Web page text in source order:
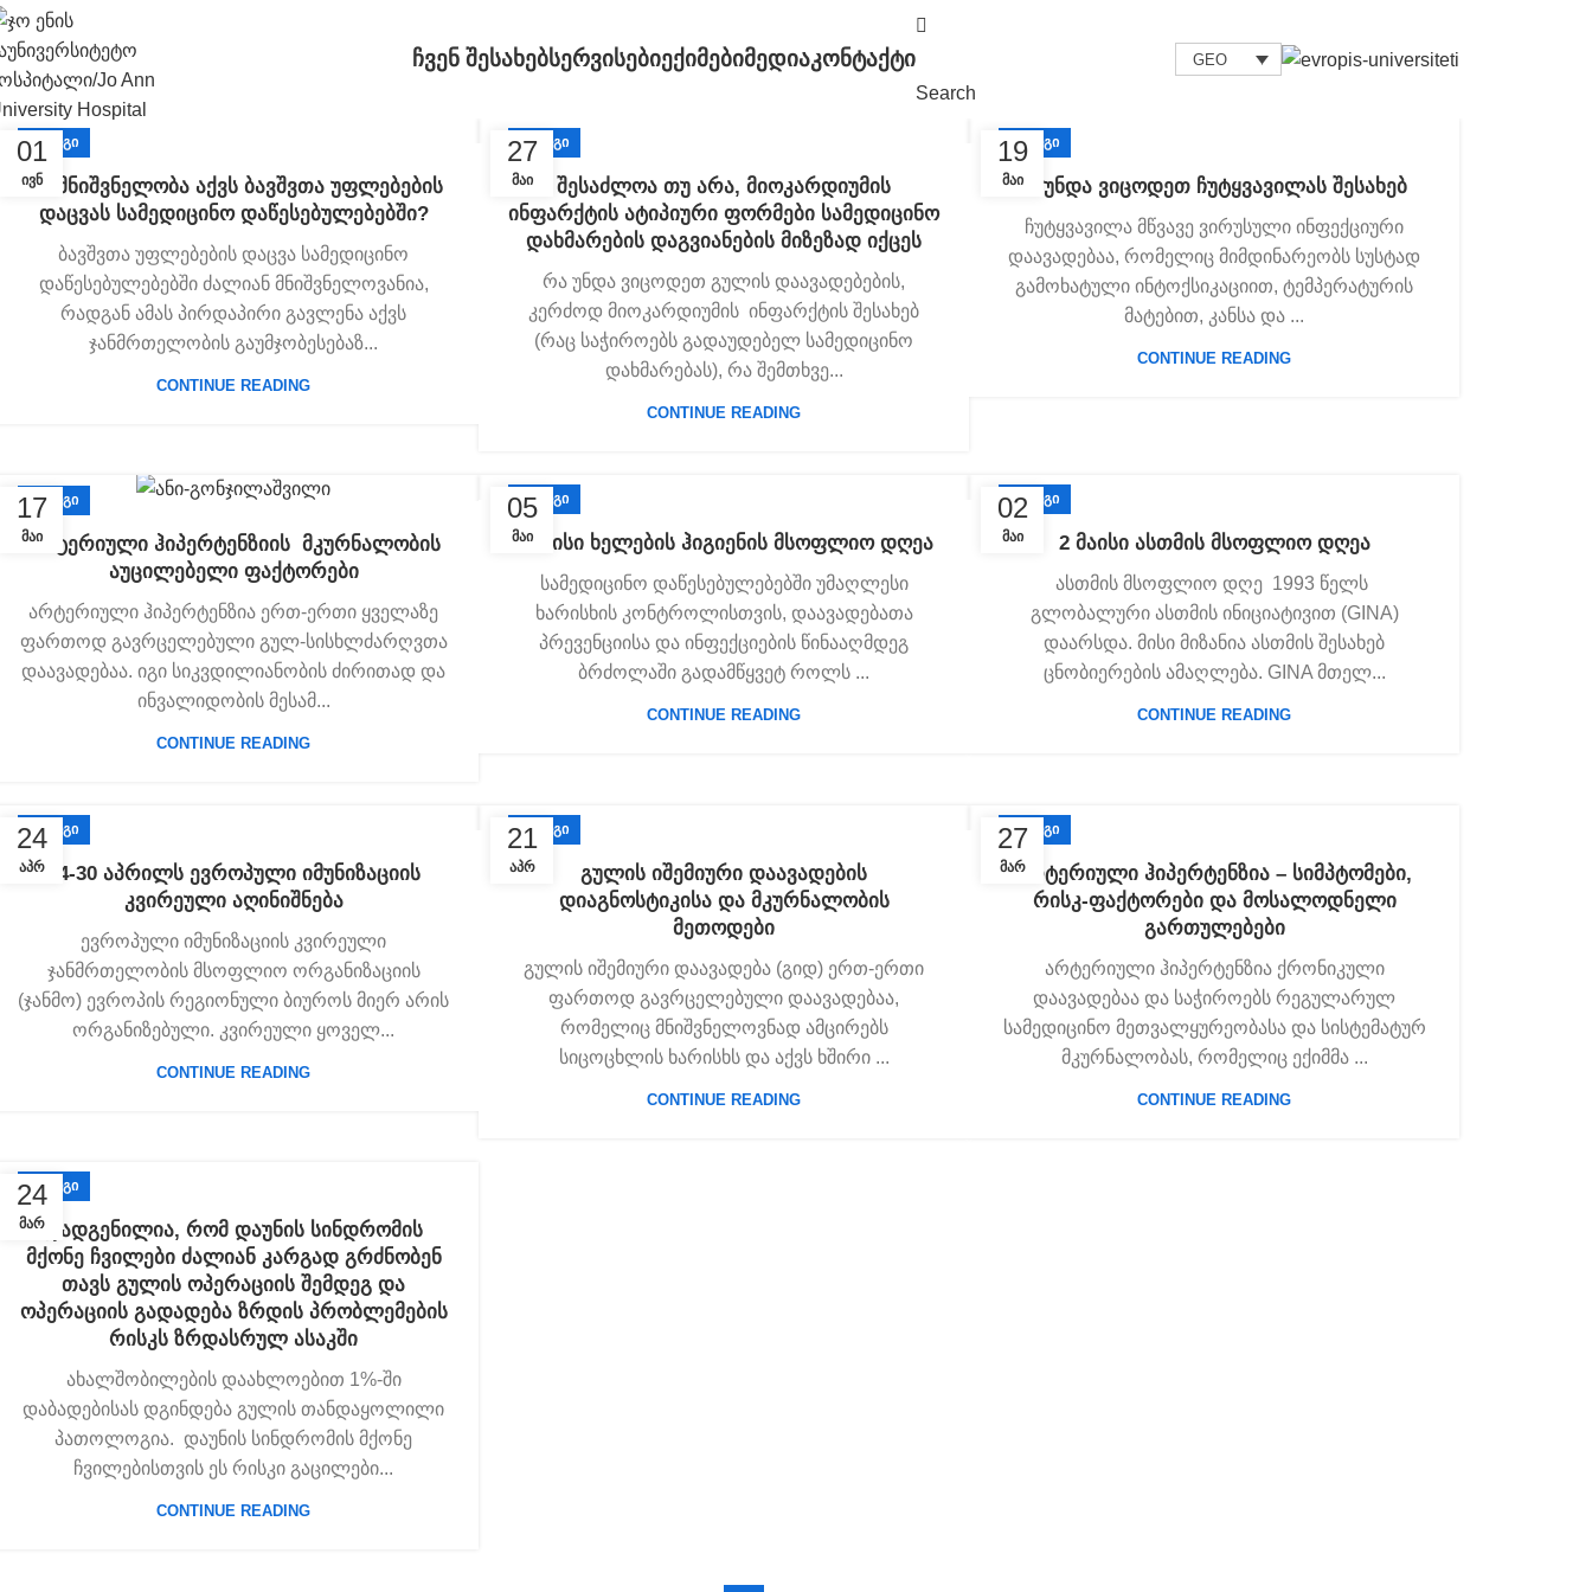
ᲩᲕᲔᲜ ᲨᲔᲡᲐᲮᲔᲑᲡᲔᲠᲕᲘᲡᲔᲑᲘᲔᲥᲘᲛᲔᲑᲘᲛᲔᲓᲘᲐᲙᲝᲜᲢᲐᲥᲢᲘ
Search
GEO
01
ᲘᲕᲜ
ᲑᲚᲝᲒᲘ
რა მნიშვნელობა აქვს ბავშვთა უფლებების
დაცვას სამედიცინო დაწესებულებებში?
ბავშვთა უფლებების დაცვა სამედიცინო
დაწესებულებებში ძალიან მნიშვნელოვანია,
რადგან ამას პირდაპირი გავლენა აქვს
ჯანმრთელობის გაუმჯობესებაზ...
CONTINUE READING
27
ᲛᲐᲘ
ᲑᲚᲝᲒᲘ
შესაძლოა თუ არა, მიოკარდიუმის
ინფარქტის ატიპიური ფორმები სამედიცინო
დახმარების დაგვიანების მიზეზად იქცეს
რა უნდა ვიცოდეთ გულის დაავადებების,
კერძოდ მიოკარდიუმის ინფარქტის შესახებ
(რაც საჭიროებს გადაუდებელ სამედიცინო
დახმარებას), რა შემთხვე...
CONTINUE READING
19
ᲛᲐᲘ
ᲑᲚᲝᲒᲘ
რა უნდა ვიცოდეთ ჩუტყვავილას შესახებ
ჩუტყვავილა მწვავე ვირუსული ინფექციური
დაავადებაა, რომელიც მიმდინარეობს სუსტად
გამოხატული ინტოქსიკაციით, ტემპერატურის
მატებით, კანსა და ...
CONTINUE READING
17
ᲛᲐᲘ
ᲑᲚᲝᲒᲘ
არტერიული ჰიპერტენზიის მკურნალობის
აუცილებელი ფაქტორები
არტერიული ჰიპერტენზია ერთ-ერთი ყველაზე
ფართოდ გავრცელებული გულ-სისხლძარღვთა
დაავადებაა. იგი სიკვდილიანობის ძირითად და
ინვალიდობის მესამ...
CONTINUE READING
05
ᲛᲐᲘ
ᲑᲚᲝᲒᲘ
5 მაისი ხელების ჰიგიენის მსოფლიო დღეა
სამედიცინო დაწესებულებებში უმაღლესი
ხარისხის კონტროლისთვის, დაავადებათა
პრევენციისა და ინფექციების წინააღმდეგ
ბრძოლაში გადამწყვეტ როლს ...
CONTINUE READING
02
ᲛᲐᲘ
ᲑᲚᲝᲒᲘ
2 მაისი ასთმის მსოფლიო დღეა
ასთმის მსოფლიო დღე 1993 წელს
გლობალური ასთმის ინიციატივით (GINA)
დაარსდა. მისი მიზანია ასთმის შესახებ
ცნობიერების ამაღლება. GINA მთელ...
CONTINUE READING
24
ᲐᲞᲠ
ᲑᲚᲝᲒᲘ
24-30 აპრილს ევროპული იმუნიზაციის
კვირეული აღინიშნება
ევროპული იმუნიზაციის კვირეული
ჯანმრთელობის მსოფლიო ორგანიზაციის
(ჯანმო) ევროპის რეგიონული ბიუროს მიერ არის
ორგანიზებული. კვირეული ყოველ...
CONTINUE READING
21
ᲐᲞᲠ
ᲑᲚᲝᲒᲘ
გულის იშემიური დაავადების
დიაგნოსტიკისა და მკურნალობის
მეთოდები
გულის იშემიური დაავადება (გიდ) ერთ-ერთი
ფართოდ გავრცელებული დაავადებაა,
რომელიც მნიშვნელოვნად ამცირებს
სიცოცხლის ხარისხს და აქვს ხშირი ...
CONTINUE READING
27
ᲛᲐᲠ
ᲑᲚᲝᲒᲘ
არტერიული ჰიპერტენზია – სიმპტომები,
რისკ-ფაქტორები და მოსალოდნელი
გართულებები
არტერიული ჰიპერტენზია ქრონიკული
დაავადებაა და საჭიროებს რეგულარულ
სამედიცინო მეთვალყურეობასა და სისტემატურ
მკურნალობას, რომელიც ექიმმა ...
CONTINUE READING
24
ᲛᲐᲠ
ᲑᲚᲝᲒᲘ
დადგენილია, რომ დაუნის სინდრომის
მქონე ჩვილები ძალიან კარგად გრძნობენ
თავს გულის ოპერაციის შემდეგ და
ოპერაციის გადადება ზრდის პრობლემების
რისკს ზრდასრულ ასაკში
ახალშობილების დაახლოებით 1%-ში
დაბადებისას დგინდება გულის თანდაყოლილი
პათოლოგია. დაუნის სინდრომის მქონე
ჩვილებისთვის ეს რისკი გაცილები...
CONTINUE READING